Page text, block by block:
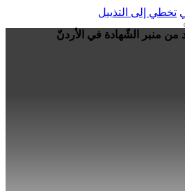
تخطي إلى التذييل
من منبر الشّهادة في الأردنّ